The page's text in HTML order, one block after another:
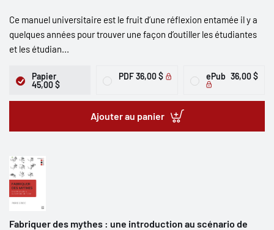
Ce manuel universitaire est le fruit d’une réflexion entamée il y a
quelques années pour trouver une façon d’outiller les étudiantes
et les étudian...
Papier
45,00 $
PDF 36,00 $ ePub 36,00 $
Ajouter au panier
Fabriquer des mythes : une introduction au scénario de